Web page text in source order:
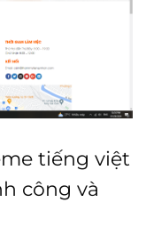
tiếng việt
công và